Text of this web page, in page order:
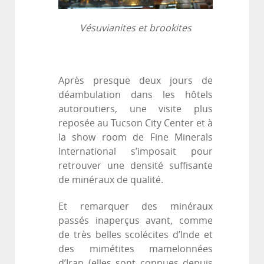
Vésuvianites et brookites
Après presque deux jours de
déambulation dans les hôtels
autoroutiers, une visite plus
reposée au Tucson City Center et à
la show room de Fine Minerals
International s’imposait pour
retrouver une densité suffisante
de minéraux de qualité.
Et remarquer des minéraux
passés inaperçus avant, comme
de très belles scolécites d’Inde et
des mimétites mamelonnées